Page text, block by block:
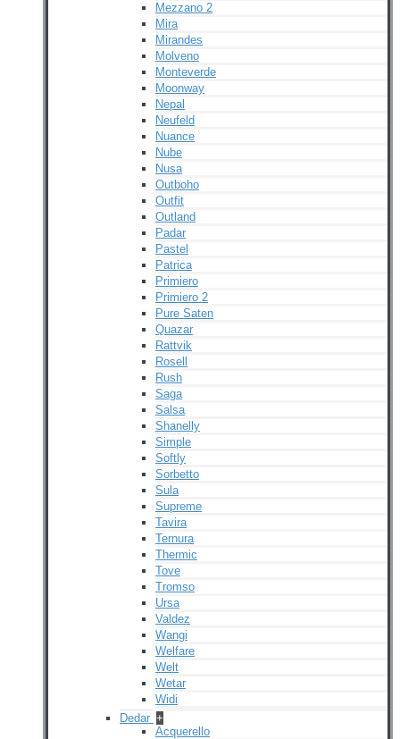
Mezzano 2
Mira
Mirandes
Molveno
Monteverde
Moonway
Nepal
Neufeld
Nuance
Nube
Nusa
Outboho
Outfit
Outland
Padar
Pastel
Patrica
Primiero
Primiero 2
Pure Saten
Quazar
Rattvik
Rosell
Rush
Saga
Salsa
Shanelly
Simple
Softly
Sorbetto
Sula
Supreme
Tavira
Ternura
Thermic
Tove
Tromso
Ursa
Valdez
Wangi
Welfare
Welt
Wetar
Widi
Dedar +
Acquerello